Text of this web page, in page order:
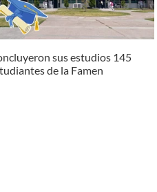
sus estudios 145
de la Famen